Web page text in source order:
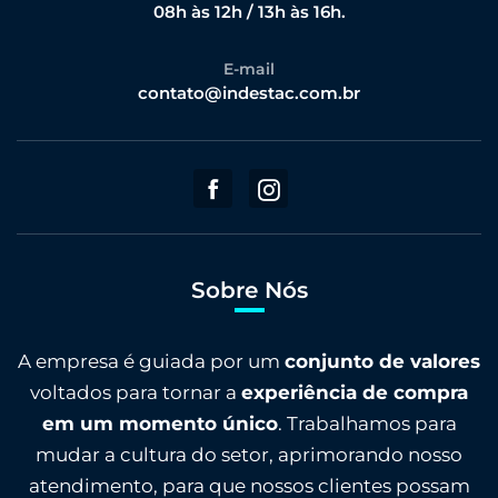
08h às 12h / 13h às 16h.
E-mail
contato@indestac.com.br
Sobre Nós
A empresa é guiada por um conjunto de valores
voltados para tornar a experiência de compra
em um momento único. Trabalhamos para
mudar a cultura do setor, aprimorando nosso
atendimento, para que nossos clientes possam